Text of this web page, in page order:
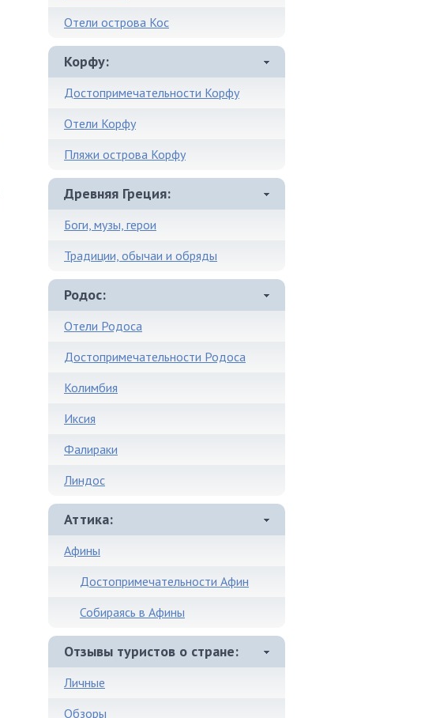
Отели острова Кос
Корфу
Достопримечательности Корфу
Отели Корфу
Пляжи острова Корфу
Древняя Греция
Боги, музы, герои
Традиции, обычаи и обряды
Родос
Отели Родоса
Достопримечательности Родоса
Колимбия
Иксия
Фалираки
Линдос
Аттика
Афины
Достопримечательности Афин
Собираясь в Афины
Отзывы туристов о стране
Личные
Обзоры